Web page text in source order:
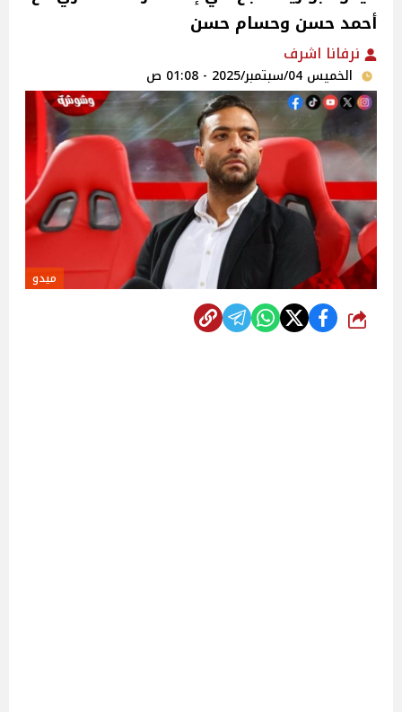
أحمد حسن وحسام حسن
نرفانا اشرف
الخميس 04/سبتمبر/2025 - 01:08 ص
ميدو
شارك